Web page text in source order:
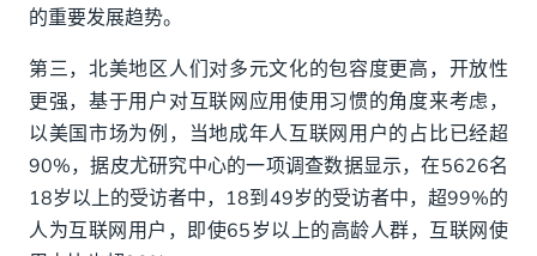
的重要发展趋势。
第三，北美地区人们对多元文化的包容度更高，开放性
更强，基于用户对互联网应用使用习惯的角度来考虑，
以美国市场为例，当地成年人互联网用户的占比已经超
90%，据皮尤研究中心的一项调查数据显示，在5626名
18岁以上的受访者中，18到49岁的受访者中，超99%的
人为互联网用户，即使65岁以上的高龄人群，互联网使